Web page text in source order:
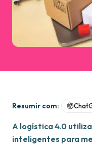
Resumir com:
A logística 4.0
inteligentes para